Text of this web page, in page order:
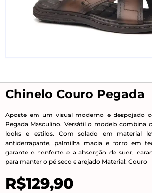
Chinelo Couro Pegada
Aposte em um visual moderno e despojado
Pegada Masculino. Versátil o modelo combina
looks e estilos. Com solado em material
antiderrapante, palmilha macia e forro em
garante o conforto e a absorção de suor,
para manter o pé seco e arejado Material: Couro
R$129,90